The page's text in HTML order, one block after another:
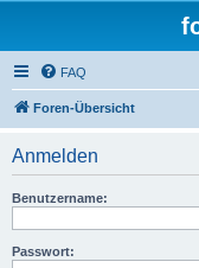
FAQ
Foren-Übersicht
Anmelden
Benutzername:
Passwort: